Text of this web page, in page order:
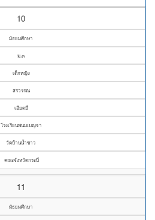
10
มัธยมศึกษา
ม.๓
เด็กหญิง
สรวรรณ
เอียดยี่
โรงเรียนพนมเบญจา
วัดบ้านน้ำขาว
คณะจังหวัดกระบี่
11
มัธยมศึกษา